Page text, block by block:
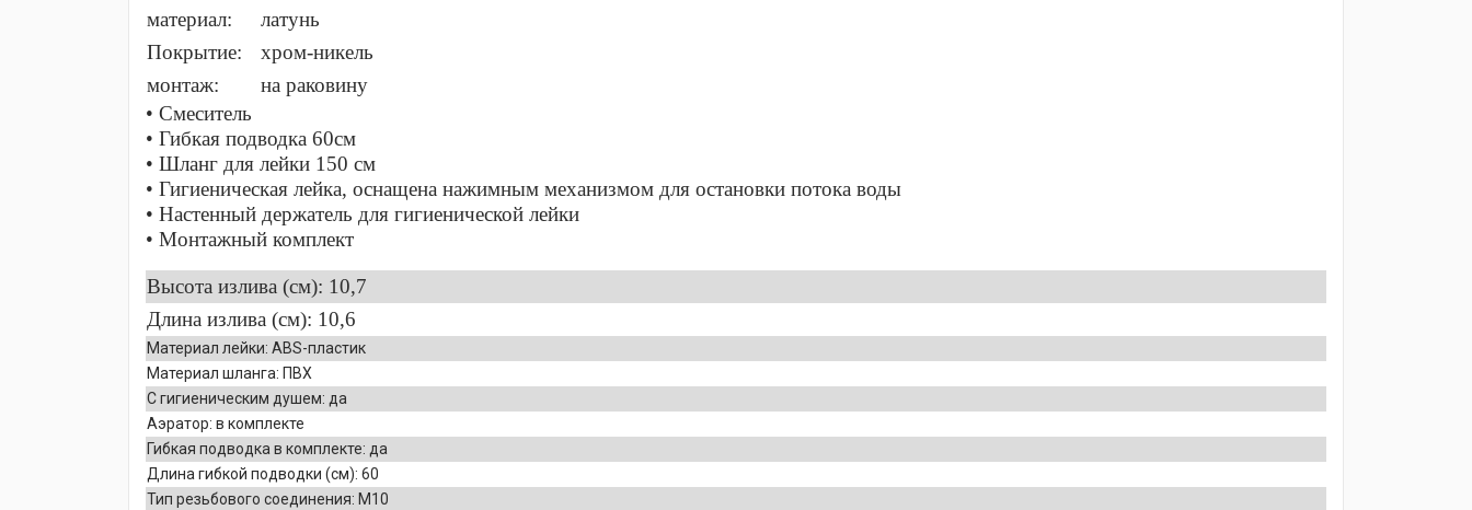
материал:
латунь
Покрытие:
хром-никель
монтаж:
на раковину
• Смеситель
• Гибкая подводка 60см
• Шланг для лейки 150 см
• Гигиеническая лейка, оснащена нажимным механизмом для остановки потока воды
• Настенный держатель для гигиенической лейки
• Монтажный комплект
Высота излива (см): 10,7
Длина излива (см): 10,6
Материал лейки: ABS-пластик
Материал шланга: ПВХ
C гигиеническим душем: да
Аэратор: в комплекте
Гибкая подводка в комплекте: да
Длина гибкой подводки (см): 60
Тип резьбового соединения: M10